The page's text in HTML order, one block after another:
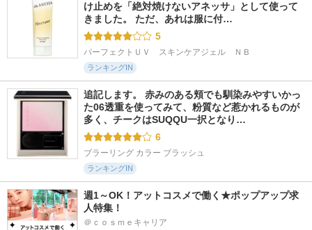
け止めを「絶対焼けないアネッサ」として使って
きました。 ただ、あれは服に付…
5
パーフェクトＵＶ　スキンケアジェル　ＮＢ
ランキングIN
追記します。 赤みのある頬でも馴染みやすいかっ
た06透重を使ってみて、粉質など惹かれるものが
多く、チークはSUQQU一択となり…
6
ブラーリング カラー ブラッシュ
ランキングIN
週1～OK！アットコスメで働く★ポップアップ求
人特集！
＠ｃｏｓｍｅキャリア